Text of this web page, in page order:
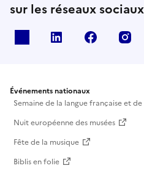
sur les réseaux sociaux
Linkedin Facebook
Événements nationaux
Semaine de la langue française et
Nuit européenne des musées
Fête de la musique
Biblis en folie